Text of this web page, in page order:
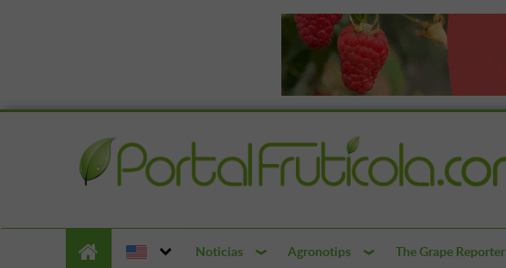
Noticias Agronotips The Grape Reporter